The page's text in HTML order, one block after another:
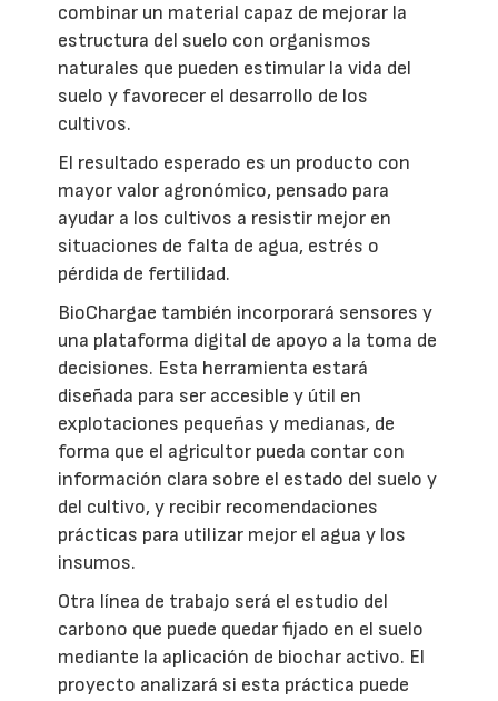
combinar un material capaz de mejorar la
estructura del suelo con organismos
naturales que pueden estimular la vida del
suelo y favorecer el desarrollo de los
cultivos.
El resultado esperado es un producto con
mayor valor agronómico, pensado para
ayudar a los cultivos a resistir mejor en
situaciones de falta de agua, estrés o
pérdida de fertilidad.
BioChargae también incorporará sensores y
una plataforma digital de apoyo a la toma de
decisiones. Esta herramienta estará
diseñada para ser accesible y útil en
explotaciones pequeñas y medianas, de
forma que el agricultor pueda contar con
información clara sobre el estado del suelo y
del cultivo, y recibir recomendaciones
prácticas para utilizar mejor el agua y los
insumos.
Otra línea de trabajo será el estudio del
carbono que puede quedar fijado en el suelo
mediante la aplicación de biochar activo. El
proyecto analizará si esta práctica puede